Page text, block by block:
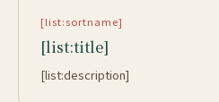
[list:sortname]
[list:title]
[list:description]